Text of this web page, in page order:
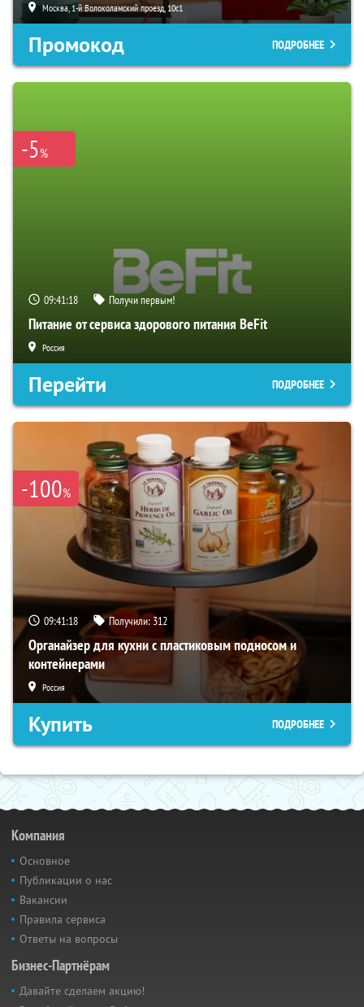
Москва, 1-й Волоколамский проезд, 10с1
Промокод ПОДРОБНЕЕ
-5%
09:41:17 Получи первым!
Питание от сервиса здорового питания BeFit
Россия
Перейти ПОДРОБНЕЕ
-100%
09:41:17 Получили: 312
Органайзер для кухни с пластиковым подносом и
контейнерами
Россия
Купить ПОДРОБНЕЕ
Компания
Основное
Публикации о нас
Вакансии
Правила сервиса
Ответы на вопросы
Бизнес-Партнёрам
Давайте сделаем акцию!